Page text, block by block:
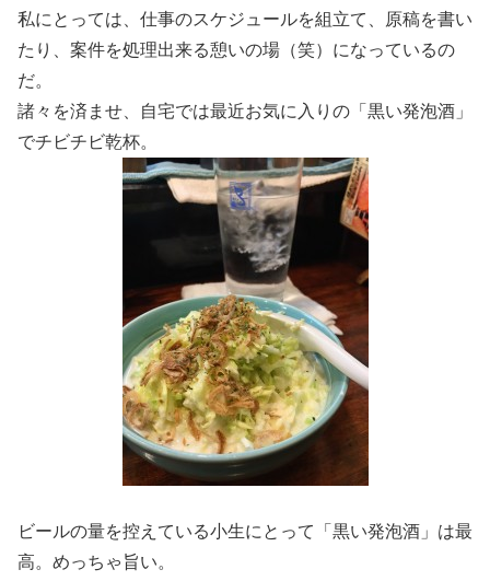
私にとっては、仕事のスケジュールを組立て、原稿を書い
たり、案件を処理出来る憩いの場（笑）になっているの
だ。
諸々を済ませ、自宅では最近お気に入りの「黒い発泡酒」
でチビチビ乾杯。
ビールの量を控えている小生にとって「黒い発泡酒」は最
高。めっちゃ旨い。